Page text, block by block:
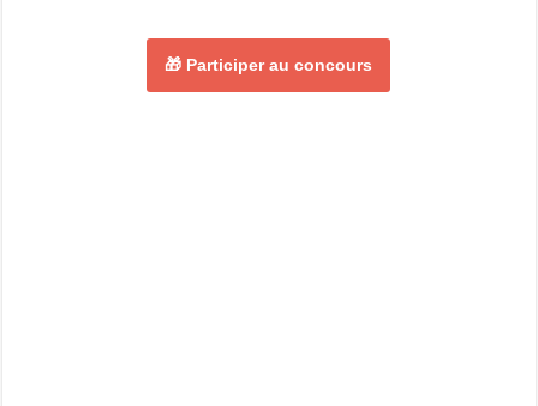
🎁 Participer au concours